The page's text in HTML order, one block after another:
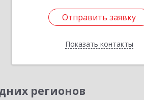
Отправить заявку
Показать контакты
Отправить заявку
Назад
регионов